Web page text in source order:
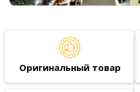
Оригинальный товар